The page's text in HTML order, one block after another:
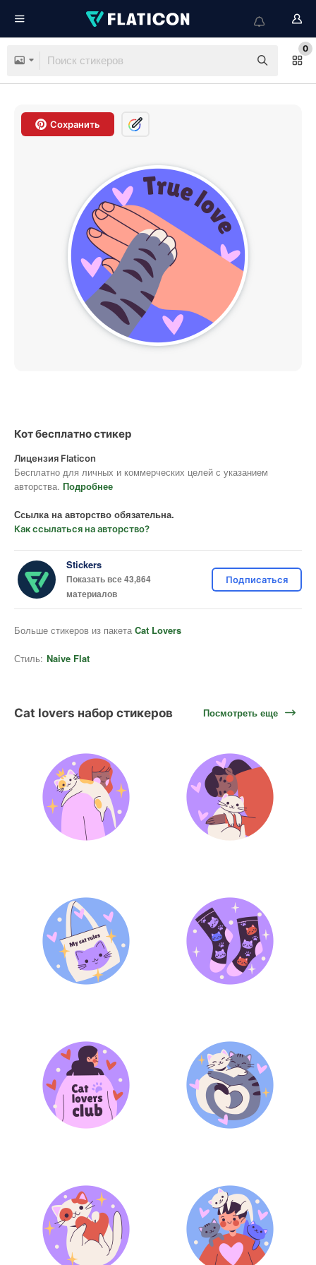
0
Сохранить
Кот бесплатно стикер
Лицензия Flaticon
Бесплатно для личных и коммерческих целей с указанием
авторства. Подробнее
Ссылка на авторство обязательна.
Как ссылаться на авторство?
Stickers
Показать все 43,864
материалов
Подписаться
Больше стикеров из пакета Cat Lovers
Стиль: Naive Flat
Cat lovers набор стикеров Посмотреть еще